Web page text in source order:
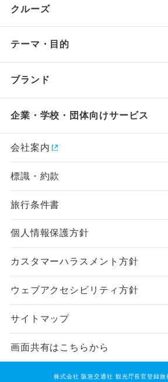
予約・詳細へ
クルーズ
テーマ・目的
ブランド
企業・学校・団体向けサービス
会社案内
標識・約款
旅行条件書
個人情報保護方針
カスタマーハラスメント方針
ウェブアクセシビリティ方針
サイトマップ
画面共有はこちらから
株式会社 阪急交通社 観光庁長官登録